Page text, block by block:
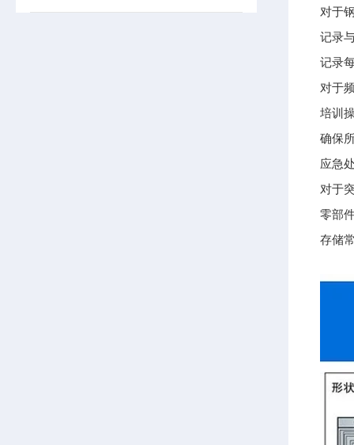
对于
记录
记录
对于
培训
确保
应急
对于
零部
存储